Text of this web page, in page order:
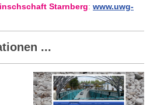
Starnberg: www.uwg-
...